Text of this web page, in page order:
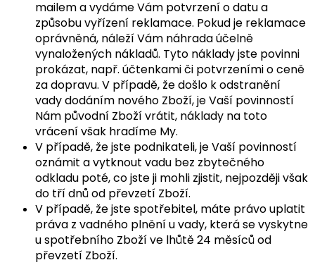
mailem a vydáme Vám potvrzení o datu a
způsobu vyřízení reklamace. Pokud je reklamace
oprávněná, náleží Vám náhrada účelně
vynaložených nákladů. Tyto náklady jste povinni
prokázat, např. účtenkami či potvrzeními o ceně
za dopravu. V případě, že došlo k odstranění
vady dodáním nového Zboží, je Vaší povinností
Nám původní Zboží vrátit, náklady na toto
vrácení však hradíme My.
V případě, že jste podnikateli, je Vaší povinností
oznámit a vytknout vadu bez zbytečného
odkladu poté, co jste ji mohli zjistit, nejpozději však
do tří dnů od převzetí Zboží.
V případě, že jste spotřebitel, máte právo uplatit
práva z vadného plnění u vady, která se vyskytne
u spotřebního Zboží ve lhůtě 24 měsíců od
převzetí Zboží.